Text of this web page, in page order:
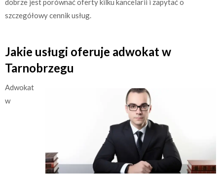
dobrze jest porównać oferty kilku kancelarii i zapytać o
szczegółowy cennik usług.
Jakie usługi oferuje adwokat w
Tarnobrzegu
Adwokat
w